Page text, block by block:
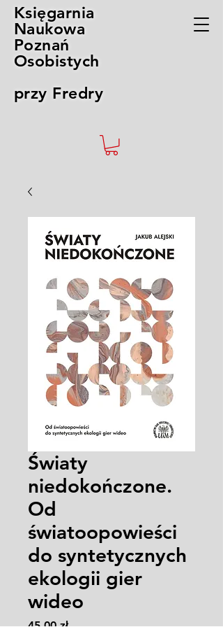
Księgarnia
Naukowa
Poznań
Osobistych
przy Fredry
Światy
niedokończone.
Od
światoopowieści
do syntetycznych
ekologii gier
wideo
Cena